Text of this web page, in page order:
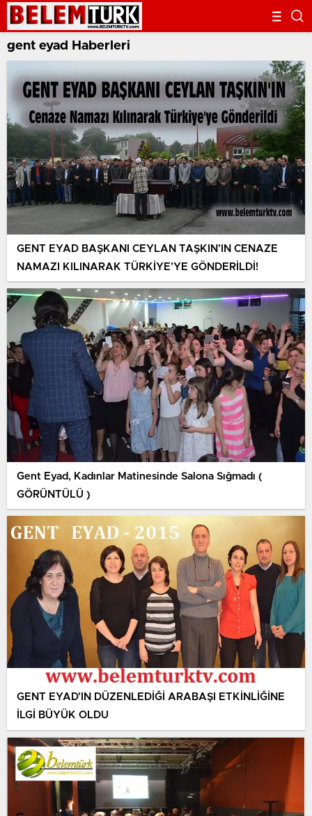
gent eyad Haberleri
GENT EYAD BAŞKANI CEYLAN TAŞKIN’IN CENAZE
NAMAZI KILINARAK TÜRKİYE’YE GÖNDERİLDİ!
Gent Eyad, Kadınlar Matinesinde Salona Sığmadı (
GÖRÜNTÜLÜ )
GENT EYAD’IN DÜZENLEDİĞİ ARABAŞI ETKİNLİĞİNE
İLGİ BÜYÜK OLDU